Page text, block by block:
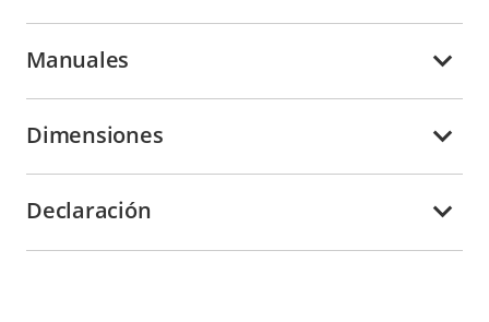
Manuales
Dimensiones
Declaración